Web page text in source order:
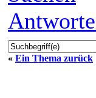
« Ein Thema zurück